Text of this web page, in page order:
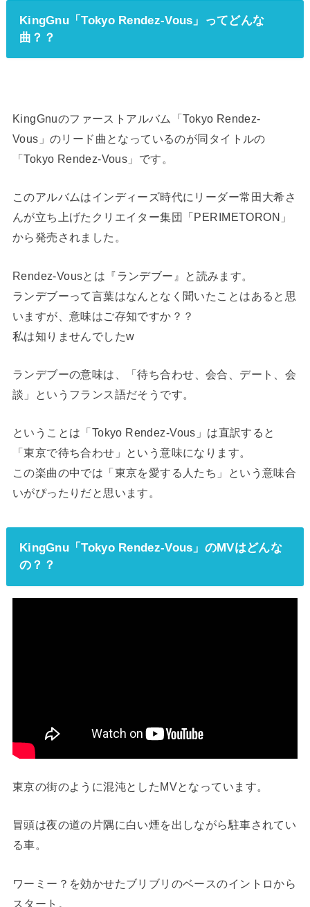
KingGnu「Tokyo Rendez-Vous」ってどんな
曲？？
KingGnuのファーストアルバム「Tokyo Rendez-
Vous」のリード曲となっているのが同タイトルの
「Tokyo Rendez-Vous」です。
このアルバムはインディーズ時代にリーダー常田大希さ
んが立ち上げたクリエイター集団「PERIMETORON」
から発売されました。
Rendez-Vousとは『ランデブー』と読みます。
ランデブーって言葉はなんとなく聞いたことはあると思
いますが、意味はご存知ですか？？
私は知りませんでしたw
ランデブーの意味は、「待ち合わせ 会合 デート
会
談」というフランス語だそうです。
ということは「Tokyo Rendez-Vous」は直訳すると
「東京で待ち合わせ」という意味になります。
この楽曲の中では「東京を愛する人たち」という意味合
いがぴったりだと思います。
KingGnu「Tokyo Rendez-Vous」のMVはどんな
の？？
東京の街のように混沌としたMVとなっています。
冒頭は夜の道の片隅に白い煙を出しながら駐車されてい
る車。
ワーミー？を効かせたブリブリのベースのイントロから
スタート。